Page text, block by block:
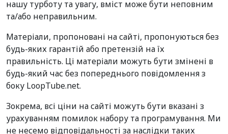
нашу турботу та увагу, вміст може бути неповним
та/або неправильним.
Матеріали, пропоновані на сайті, пропонуються без
будь-яких гарантій або претензій на їх
правильність. Ці матеріали можуть бути змінені в
будь-який час без попереднього повідомлення з
боку LoopTube.net.
Зокрема, всі ціни на сайті можуть бути вказані з
урахуванням помилок набору та програмування. Ми
не несемо відповідальності за наслідки таких